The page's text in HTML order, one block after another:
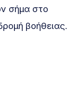
σήμα στο
βοήθειας.